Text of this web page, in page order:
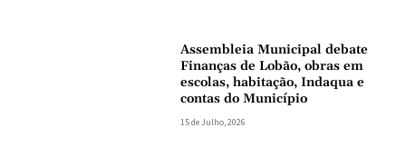
Assembleia Municipal debate
Finanças de Lobão, obras em
escolas, habitação, Indaqua e
contas do Município
15 de Julho, 2026